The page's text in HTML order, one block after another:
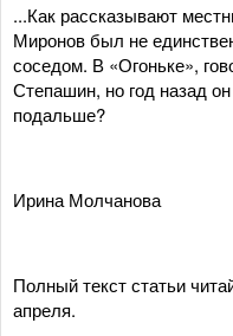
...Как рассказывают
Миронов был не
соседом. В «Огоньке»,
Степашин, но год назад
подальше?
Ирина Молчанова
Полный текст статьи
апреля.